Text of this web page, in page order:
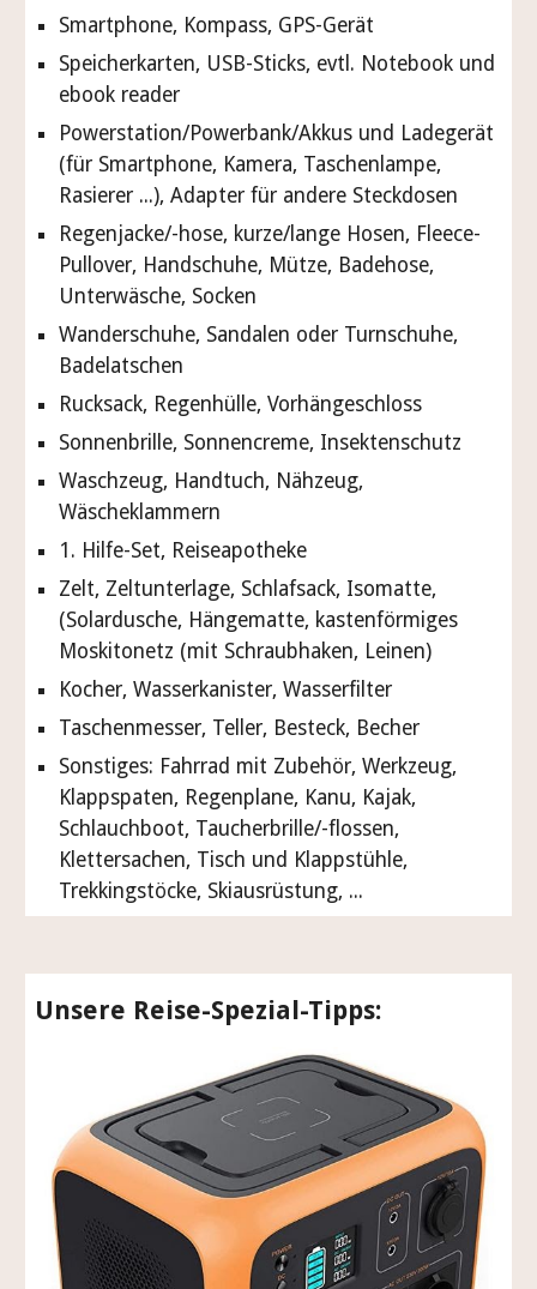
Smartphone, Kompass, GPS-Gerät
Speicherkarten, USB-Sticks, evtl. Notebook und
ebook reader
Powerstation/Powerbank/Akkus und Ladegerät
(für Smartphone, Kamera, Taschenlampe,
Rasierer ...), Adapter für andere Steckdosen
Regenjacke/-hose, kurze/lange Hosen, Fleece-
Pullover, Handschuhe, Mütze, Badehose,
Unterwäsche, Socken
Wanderschuhe, Sandalen oder Turnschuhe,
Badelatschen
Rucksack, Regenhülle, Vorhängeschloss
Sonnenbrille, Sonnencreme, Insektenschutz
Waschzeug, Handtuch, Nähzeug,
Wäscheklammern
1. Hilfe-Set, Reiseapotheke
Zelt, Zeltunterlage, Schlafsack, Isomatte,
(Solardusche, Hängematte, kastenförmiges
Moskitonetz (mit Schraubhaken, Leinen)
Kocher,Wasserkanister, Wasserfilter
Taschenmesser, Teller, Besteck, Becher
Sonstiges: Fahrrad mit Zubehör, Werkzeug,
Klappspaten, Regenplane, Kanu, Kajak,
Schlauchboot, Taucherbrille/-flossen,
Klettersachen, Tisch und Klappstühle,
Trekkingstöcke, Skiausrüstung, ...
Unsere Reise-Spezial-Tipps: